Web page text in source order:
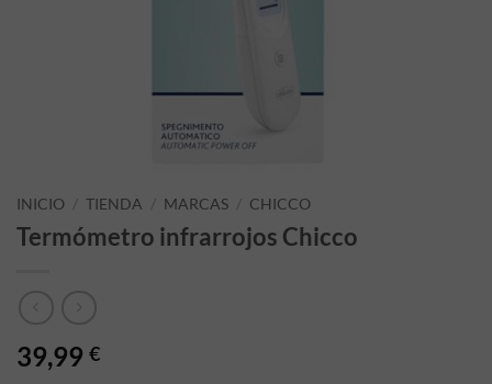
INICIO / TIENDA / MARCAS / CHICCO
Termómetro infrarrojos Chicco
39,99 €